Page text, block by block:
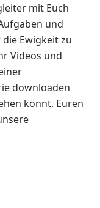
mit Euch
und
Ewigkeit zu
Videos und
downloaden
könnt. Euren